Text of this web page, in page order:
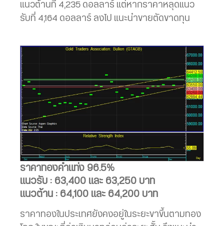
แนวต้านที่ 4,235 ดอลลาร์ แต่หากราคาหลุดแนว
รับที่ 4,164 ดอลลาร์ ลงไป แนะนำขายตัดขาดทุน
ราคาทองคำแท่ง 96.5%
แนวรับ : 63,400 และ 63,250 บาท
แนวต้าน : 64,100 และ 64,200 บาท
ราคาทองในประเทศยังคงอยู่ในระยะขาขึ้นตามทอง